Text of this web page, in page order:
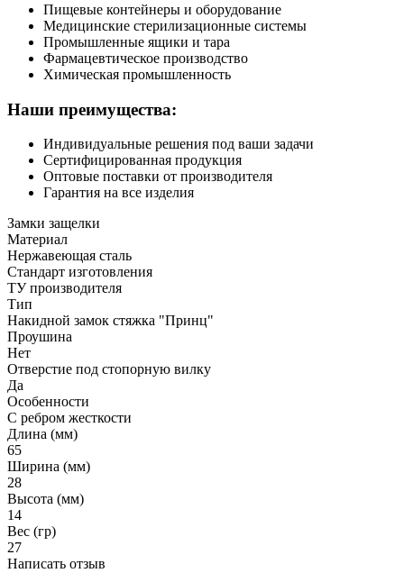
Пищевые контейнеры и оборудование
Медицинские стерилизационные системы
Промышленные ящики и тара
Фармацевтическое производство
Химическая промышленность
Наши преимущества:
Индивидуальные решения под ваши задачи
Сертифицированная продукция
Оптовые поставки от производителя
Гарантия на все изделия
Замки защелки
Материал
Нержавеющая сталь
Стандарт изготовления
ТУ производителя
Тип
Накидной замок стяжка "Принц"
Проушина
Нет
Отверстие под стопорную вилку
Да
Особенности
С ребром жесткости
Длина (мм)
65
Ширина (мм)
28
Высота (мм)
14
Вес (гр)
27
Написать отзыв